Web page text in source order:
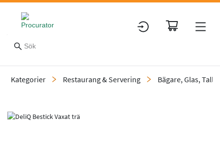
Kategorier Restaurang & Servering Bägare, Glas,
Slide 2 of 2